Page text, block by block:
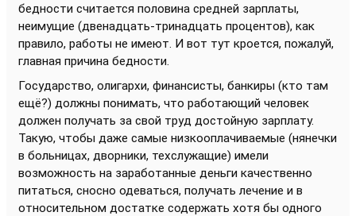
бедности считается половина средней зарплаты,
неимущие (двенадцать-тринадцать процентов), как
правило, работы не имеют. И вот тут кроется, пожалуй,
главная причина бедности.
Государство, олигархи, финансисты, банкиры (кто там
ещё?) должны понимать, что работающий человек
должен получать за свой труд достойную зарплату.
Такую, чтобы даже самые низкооплачиваемые (нянечки
в больницах, дворники, техслужащие) имели
возможность на заработанные деньги качественно
питаться, сносно одеваться, получать лечение и в
относительном достатке содержать хотя бы одного